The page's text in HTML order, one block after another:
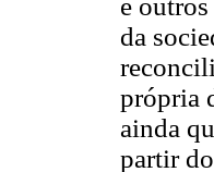
e
da
própria
ainda
partir